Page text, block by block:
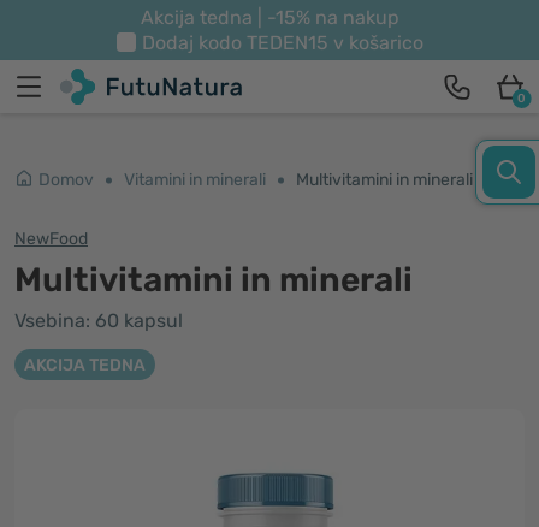
Akcija tedna | -15% na nakup
Dodaj kodo TEDEN15 v košarico
0
Domov Vitamini in minerali Multivitamini in minerali
NewFood
Multivitamini in minerali
Vsebina: 60 kapsul
AKCIJA TEDNA